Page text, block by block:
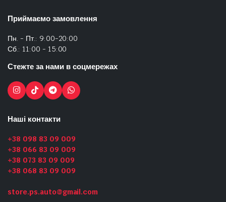
Приймаємо замовлення
Пн. - Пт.: 9:00-20:00
Сб.: 11:00 - 15:00
Стежте за нами в соцмережах
Наші контакти
+38 098 83 09 009
+38 066 83 09 009
+38 073 83 09 009
+38 068 83 09 009
store.ps.auto@gmail.com